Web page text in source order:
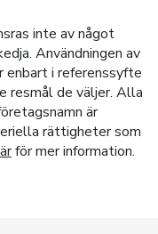
inte av något
Användningen av
enbart i referenssyfte
resmål de väljer. Alla
är
rättigheter som
för mer information.